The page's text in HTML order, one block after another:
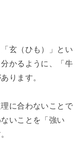
玄（ひも）」とい
かるように、「牛
ります。
に合わないことで
いことを「強い